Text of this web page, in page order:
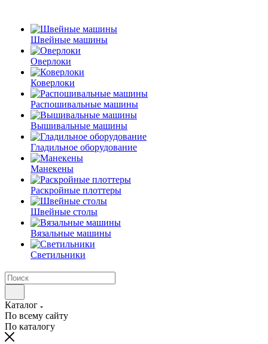
Швейные машины
Оверлоки
Коверлоки
Распошивальные машины
Вышивальные машины
Гладильное оборудование
Манекены
Раскройные плоттеры
Швейные столы
Вязальные машины
Светильники
Каталог
По всему сайту
По каталогу